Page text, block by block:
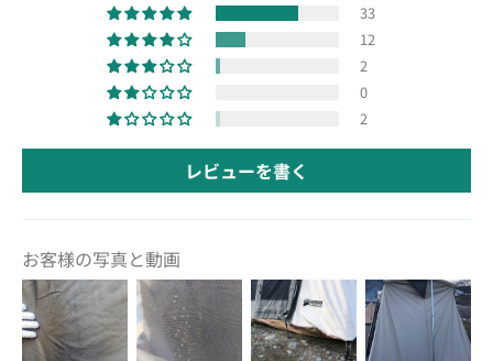
33
12
2
0
2
レビューを書く
お客様の写真と動画